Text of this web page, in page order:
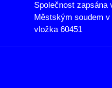
Společnost zapsána
Městským soudem
vložka 60451